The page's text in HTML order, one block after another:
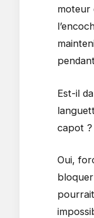
moteur
Est-il
capot ?
Oui,